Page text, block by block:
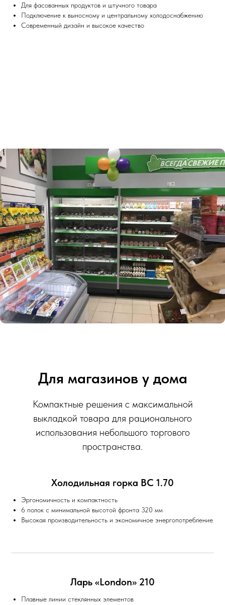
Для фасованных продуктов и штучного товара
Подключение к выносному и центральному холодоснабжению
Современный дизайн и высокое качество
Для магазинов у дома
Компактные решения с максимальной
выкладкой товара для рационального
использования небольшого торгового
пространства.
Холодильная горка ВС 1.70
Эргономичность и компактность
6 полок с минимальной высотой фронта 320 мм
Высокая производительность и экономичное энергопотребление
Ларь «London» 210
Плавные линии стеклянных элементов